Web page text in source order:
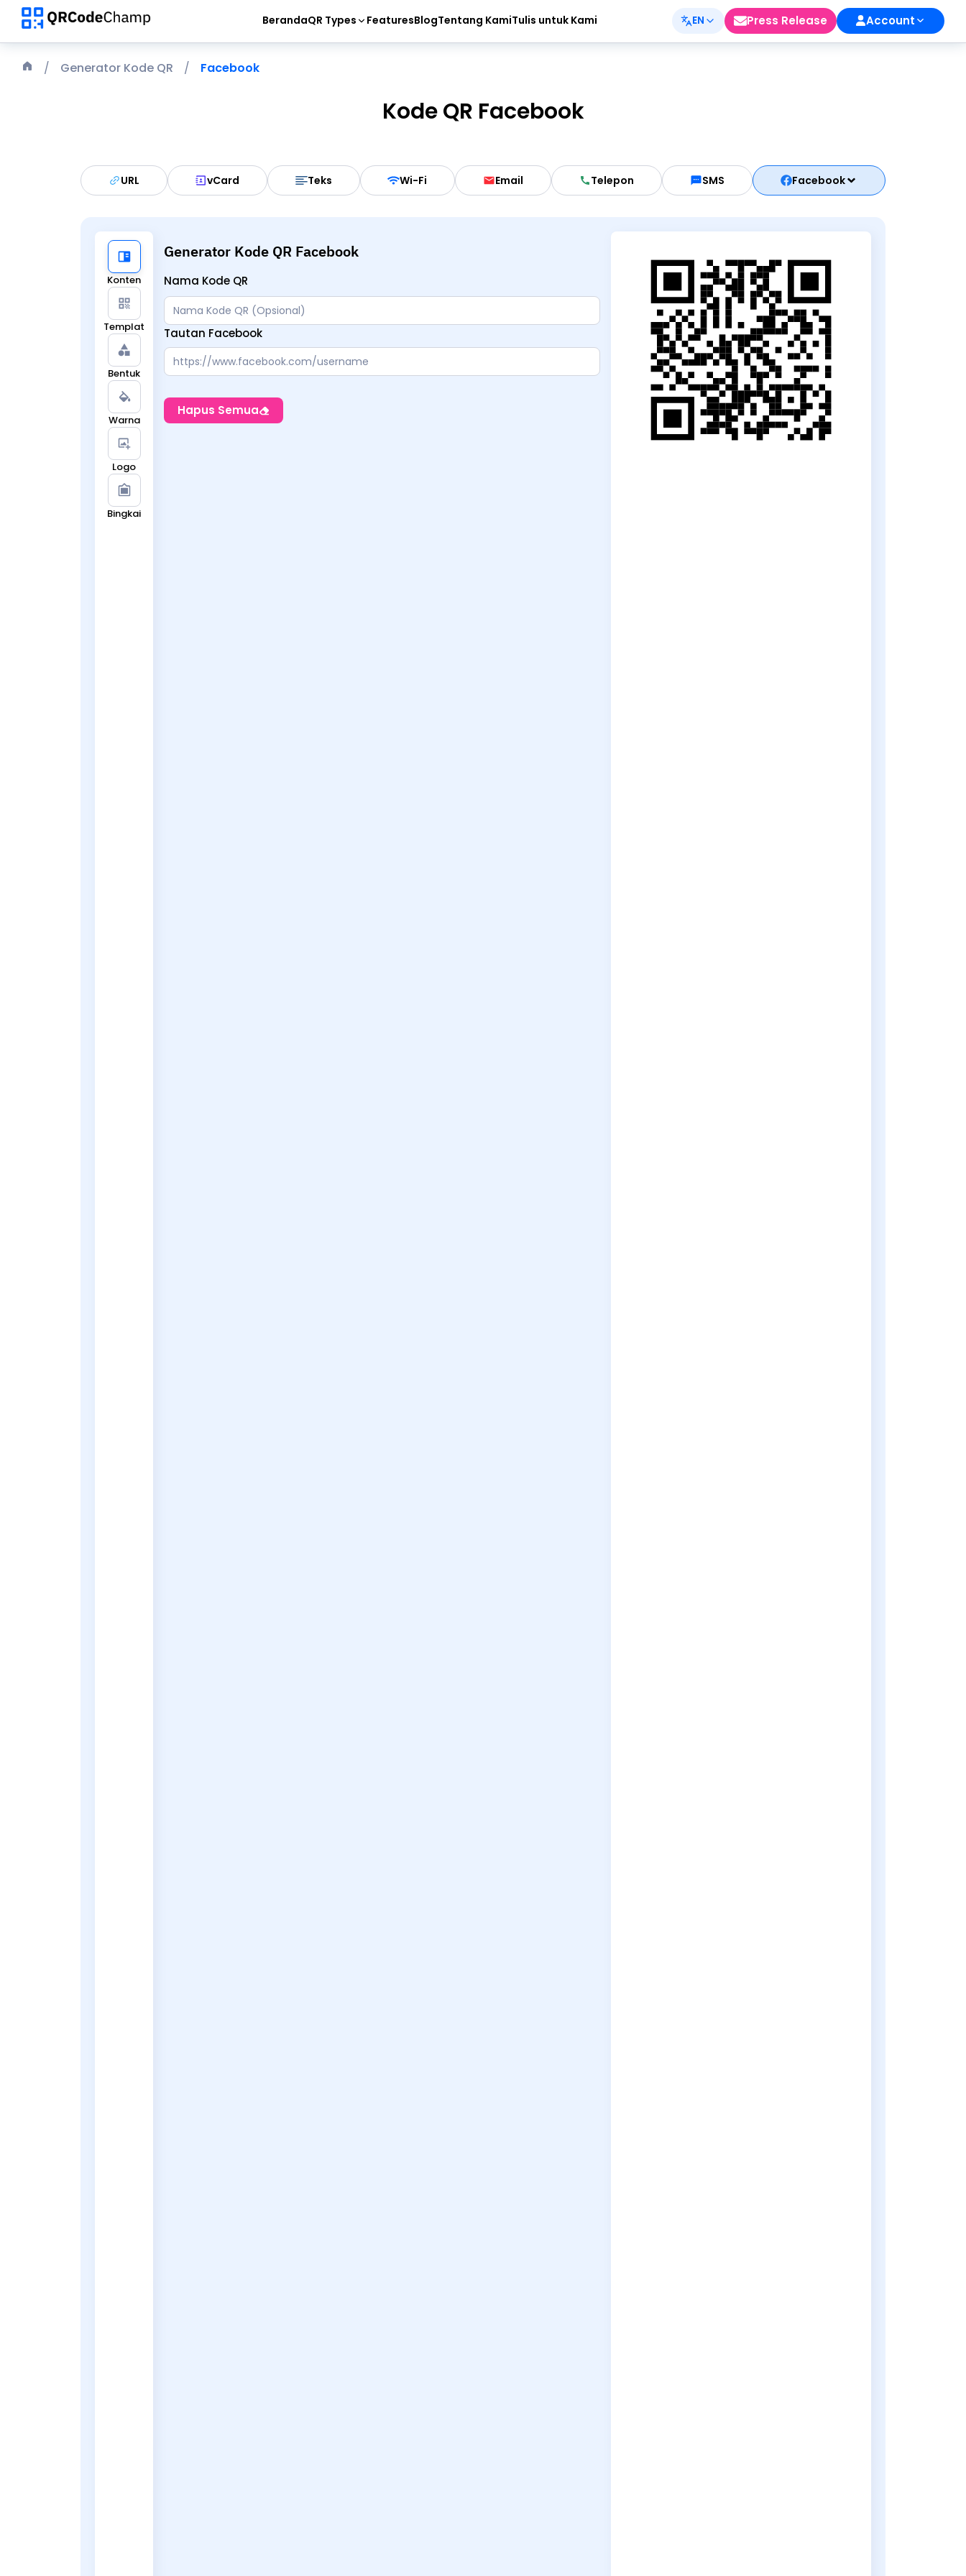
BerandaQR Types FeaturesBlogTentang KamiTulis untuk Kami EN Press Release Account
Generator Kode QR Facebook
Kode QR Facebook
URL vCard Teks Wi-Fi Email Telepon SMS Facebook
Konten
Templat
Bentuk
Warna
Logo
Bingkai
Generator Kode QR Facebook
Nama Kode QR
Tautan Facebook
Hapus Semua